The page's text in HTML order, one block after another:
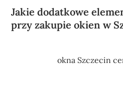
Jakie dodatkowe
przy zakupie okien w
okna Szczecin